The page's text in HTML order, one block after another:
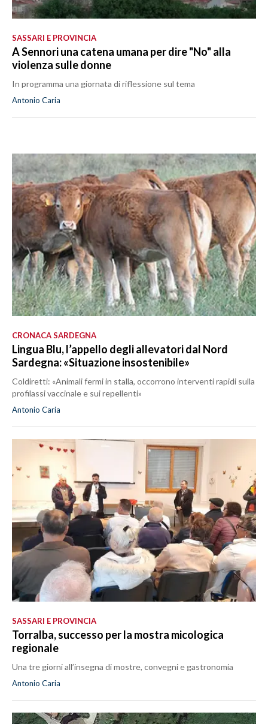
SASSARI E PROVINCIA
A Sennori una catena umana per dire "No" alla
violenza sulle donne
In programma una giornata di riflessione sul tema
Antonio Caria
CRONACA SARDEGNA
Lingua Blu, l’appello degli allevatori dal Nord
Sardegna: «Situazione insostenibile»
Coldiretti: «Animali fermi in stalla, occorrono interventi rapidi sulla
profilassi vaccinale e sui repellenti»
Antonio Caria
SASSARI E PROVINCIA
Torralba, successo per la mostra micologica
regionale
Una tre giorni all’insegna di mostre, convegni e gastronomia
Antonio Caria